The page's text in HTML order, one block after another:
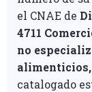
el CNAE de
4711
no
alimenticios,
catalogado